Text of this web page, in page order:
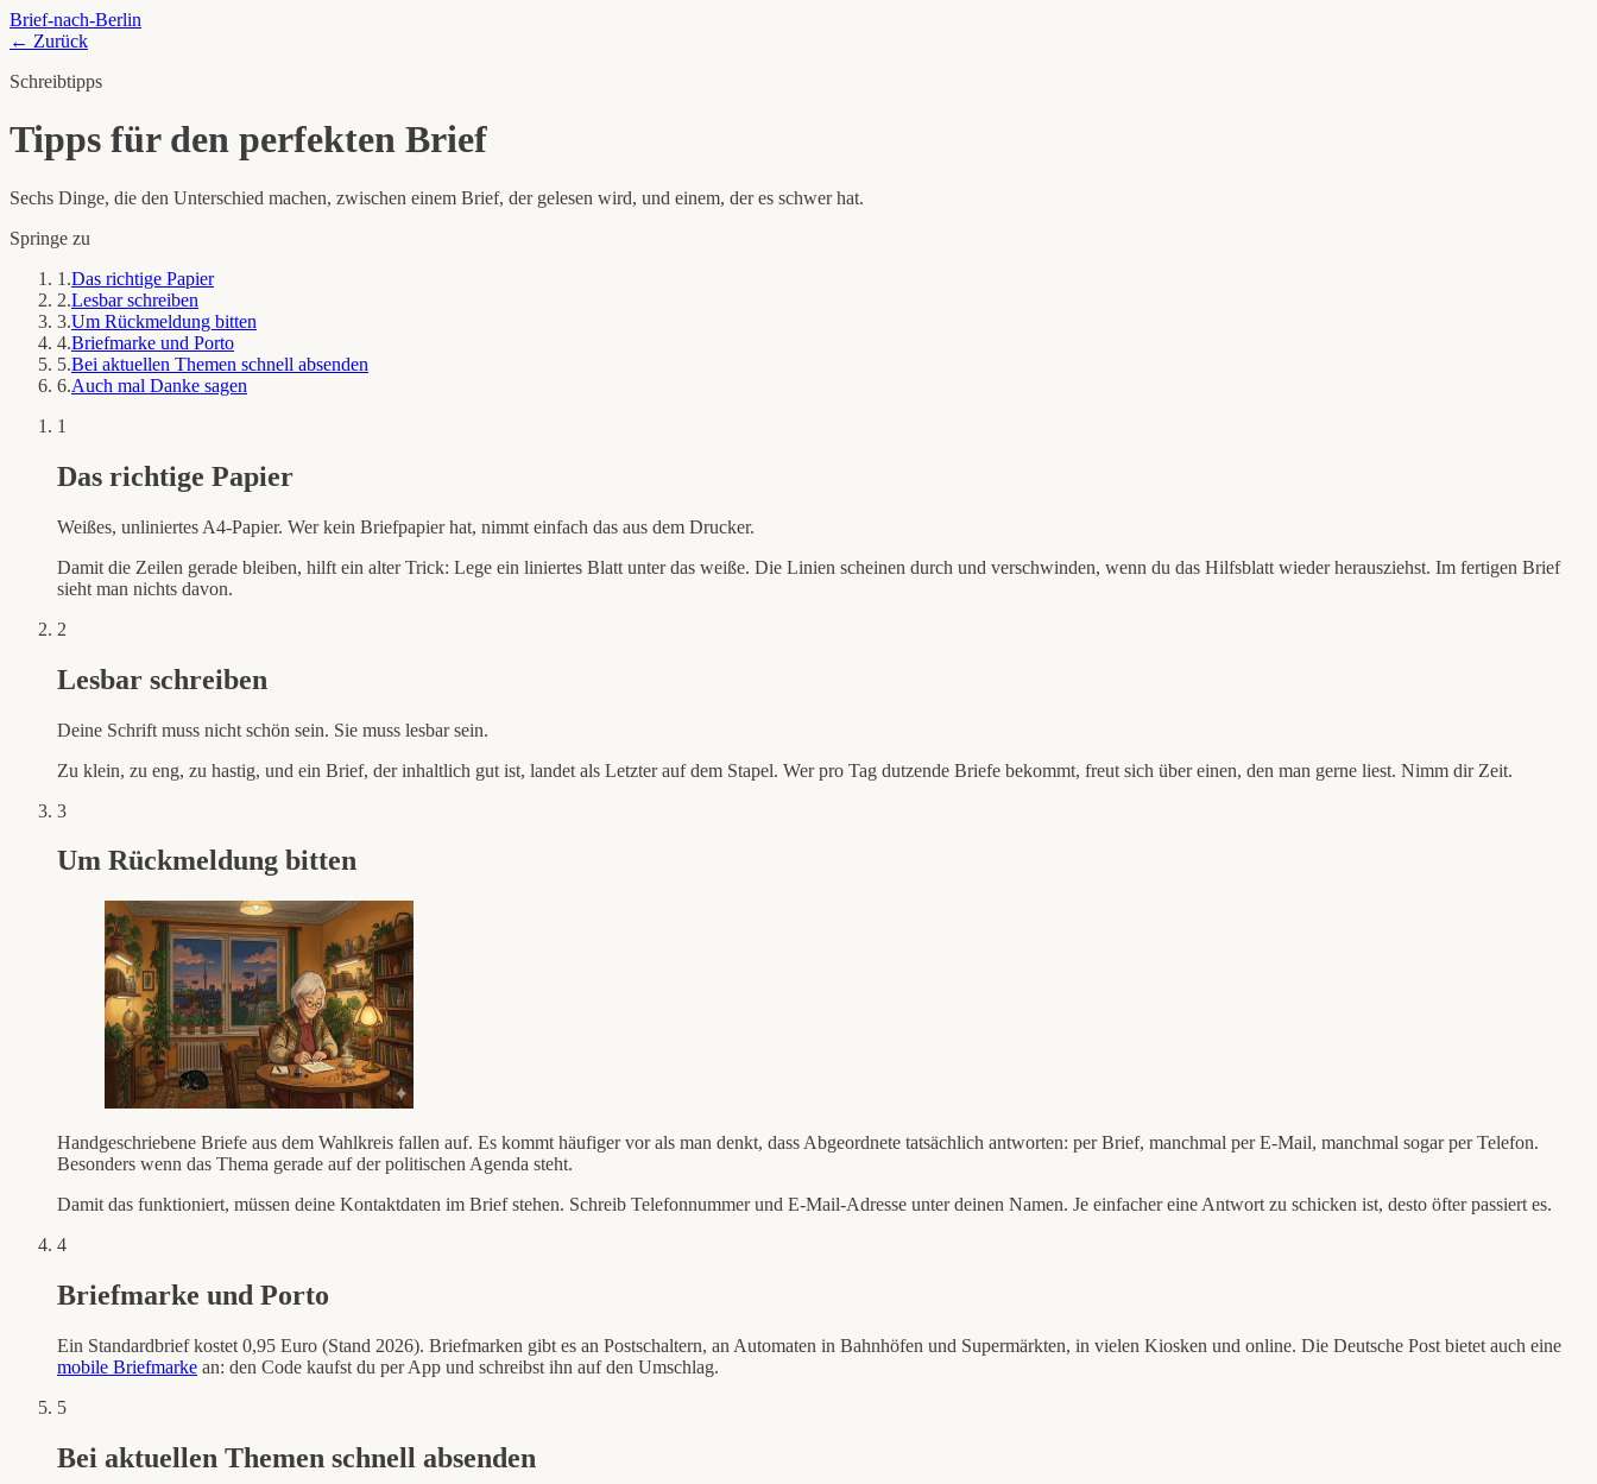
Brief-nach-Berlin
← Zurück
Schreibtipps
Tipps für den perfekten Brief
Sechs Dinge, die den Unterschied machen, zwischen einem Brief, der gelesen wird, und einem, der es schwer hat.
Springe zu
1 .Das richtige Papier
2.Lesbar schreiben
3.Um Rückmeldung bitten
4.Briefmarke und Porto
5.Bei aktuellen Themen schnell absenden
6.Auch mal Danke sagen
1
Das richtige Papier
Weißes, unliniertes A4-Papier. Wer kein Briefpapier hat, nimmt einfach das aus dem Drucker.
Damit die Zeilen gerade bleiben, hilft ein alter Trick: Lege ein liniertes Blatt unter das weiße. Die Linien scheinen durch und verschwinden, wenn du das Hilfsblatt wieder herausziehst. Im fertigen Brief
sieht man nichts davon.
2
Lesbar schreiben
Deine Schrift muss nicht schön sein. Sie muss lesbar sein.
Zu klein, zu eng, zu hastig, und ein Brief, der inhaltlich gut ist, landet als Letzter auf dem Stapel. Wer pro Tag dutzende Briefe bekommt, freut sich über einen, den man gerne liest. Nimm dir Zeit.
3
Um Rückmeldung bitten
Handgeschriebene Briefe aus dem Wahlkreis fallen auf. Es kommt häufiger vor als man denkt, dass Abgeordnete tatsächlich antworten: per Brief, manchmal per E-Mail, manchmal sogar per Telefon.
Besonders wenn das Thema gerade auf der politischen Agenda steht.
Damit das funktioniert, müssen deine Kontaktdaten im Brief stehen. Schreib Telefonnummer und E-Mail-Adresse unter deinen Namen. Je einfacher eine Antwort zu schicken ist, desto öfter passiert es.
4
Briefmarke und Porto
Ein Standardbrief kostet 0,95 Euro (Stand 2026). Briefmarken gibt es an Postschaltern, an Automaten in Bahnhöfen und Supermärkten, in vielen Kiosken und online. Die Deutsche Post bietet auch eine
mobile Briefmarke an: den Code kaufst du per App und schreibst ihn auf den Umschlag.
5
Bei aktuellen Themen schnell absenden